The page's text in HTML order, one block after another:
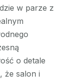
w parze z
o detale
że salon i